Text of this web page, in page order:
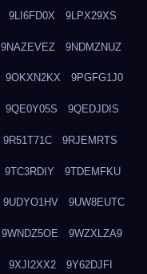
9LI6FD0X 9LPX29XS
9NAZEVEZ 9NDMZNUZ
9OKXN2KX 9PGFG1J0
9QE0Y05S 9QEDJDIS
9R51T71C 9RJEMRTS
9TC3RDIY 9TDEMFKU
9UDYO1HV 9UW8EUTC
9WNDZ5OE 9WZXLZA9
9XJI2XX2 9Y62DJFI